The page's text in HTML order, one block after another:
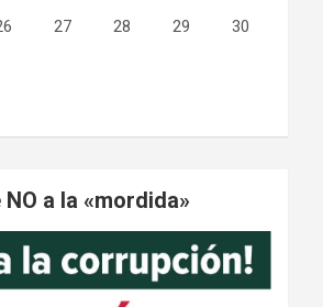
27 28 29 30
a la «mordida»